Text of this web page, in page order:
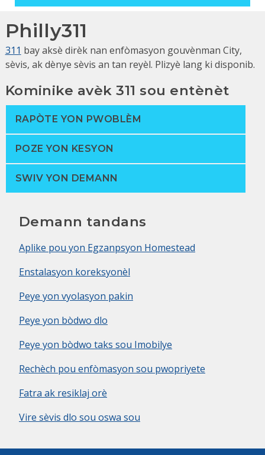
Philly311
311 bay aksè dirèk nan enfòmasyon gouvènman City,
sèvis, ak dènye sèvis an tan reyèl. Plizyè lang ki disponib.
Kominike avèk 311 sou entènèt
RAPÒTE YON PWOBLÈM
POZE YON KESYON
SWIV YON DEMANN
Demann tandans
Aplike pou yon Egzanpsyon Homestead
Enstalasyon koreksyonèl
Peye yon vyolasyon pakin
Peye yon bòdwo dlo
Peye yon bòdwo taks sou Imobilye
Rechèch pou enfòmasyon sou pwopriyete
Fatra ak resiklaj orè
Vire sèvis dlo sou oswa sou